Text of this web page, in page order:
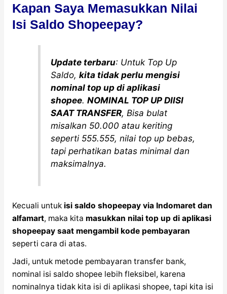
Kapan Saya Memasukkan Nilai
Isi Saldo Shopeepay?
Update terbaru: Untuk Top Up
Saldo,kita tidak perlu mengisi
nominal top up di aplikasi
shopee.NOMINAL TOP UP DIISI
SAAT TRANSFER, Bisa bulat
misalkan 50.000 atau keriting
seperti 555.555, nilai top up bebas,
tapi perhatikan batas minimal dan
maksimalnya.
Kecuali untuk isi saldo shopeepay via Indomaret dan
alfamart, maka kita masukkan nilai top up di aplikasi
shopeepay saat mengambil kode pembayaran
seperti cara di atas.
Jadi, untuk metode pembayaran transfer bank,
nominal isi saldo shopee lebih fleksibel, karena
nominalnya tidak kita isi di aplikasi shopee, tapi kita isi